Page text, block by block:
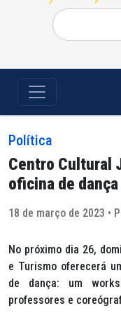
Pesquisar
por:
Política
Centro Cultural
oficina de dança
18 de março de 2023 •
No próximo dia 26,
e Turismo oferecerá
de dança: um
professores e